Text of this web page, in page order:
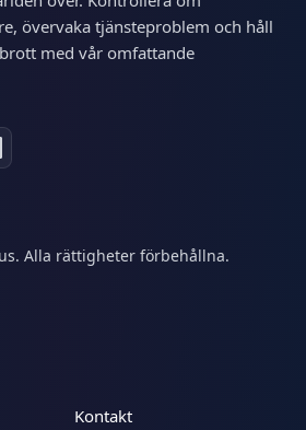
övervaka tjänsteproblem och håll
med vår omfattande
Alla rättigheter förbehållna.
Kontakt